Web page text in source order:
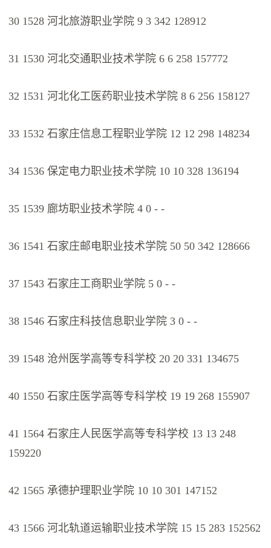
30 1528 河北旅游职业学院 9 3 342 128912
31 1530 河北交通职业技术学院 6 6 258 157772
32 1531 河北化工医药职业技术学院 8 6 256 158127
33 1532 石家庄信息工程职业学院 12 12 298 148234
34 1536 保定电力职业技术学院 10 10 328 136194
35 1539 廊坊职业技术学院 4 0 - -
36 1541 石家庄邮电职业技术学院 50 50 342 128666
37 1543 石家庄工商职业学院 5 0 - -
38 1546 石家庄科技信息职业学院 3 0 - -
39 1548 沧州医学高等专科学校 20 20 331 134675
40 1550 石家庄医学高等专科学校 19 19 268 155907
41 1564 石家庄人民医学高等专科学校 13 13 248
159220
42 1565 承德护理职业学院 10 10 301 147152
43 1566 河北轨道运输职业技术学院 15 15 283 152562